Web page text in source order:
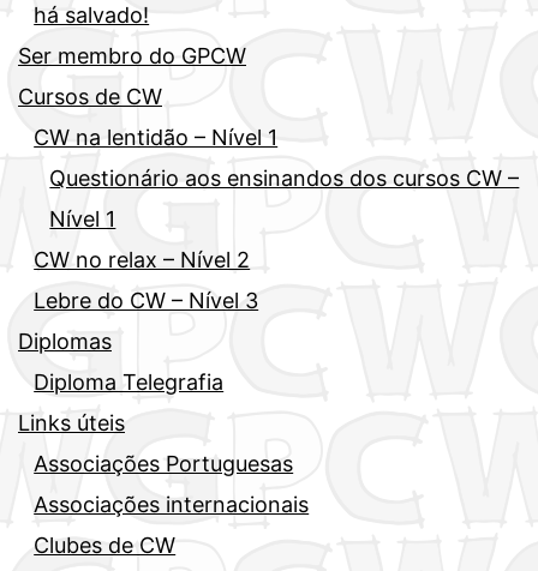
há salvado!
Ser membro do GPCW
Cursos de CW
CW na lentidão – Nível 1
Questionário aos ensinandos dos cursos CW –
Nível 1
CW no relax – Nível 2
Lebre do CW – Nível 3
Diplomas
Diploma Telegrafia
Links úteis
Associações Portuguesas
Associações internacionais
Clubes de CW